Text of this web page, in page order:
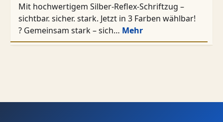
Mit hochwertigem Silber-Reflex-Schriftzug –
sichtbar. sicher. stark. Jetzt in 3 Farben wählbar!
? Gemeinsam stark – sich… Mehr